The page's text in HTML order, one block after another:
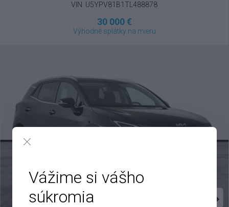
VIN: U5YPV81B1TL488878
30 000 €
Výhodné splátky na mieru
Vážime si vášho
súkromia